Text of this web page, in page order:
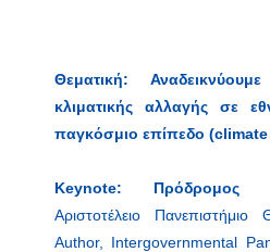
Θεματική:
κλιματικής αλλαγής σε
παγκόσμιο επίπεδο
Keynote:
Αριστοτέλειο
Author, Intergovernmental